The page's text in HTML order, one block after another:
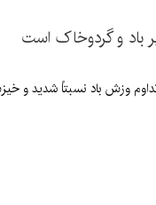
باد و گردوخاک است
وزش باد نسبتاً شدید و